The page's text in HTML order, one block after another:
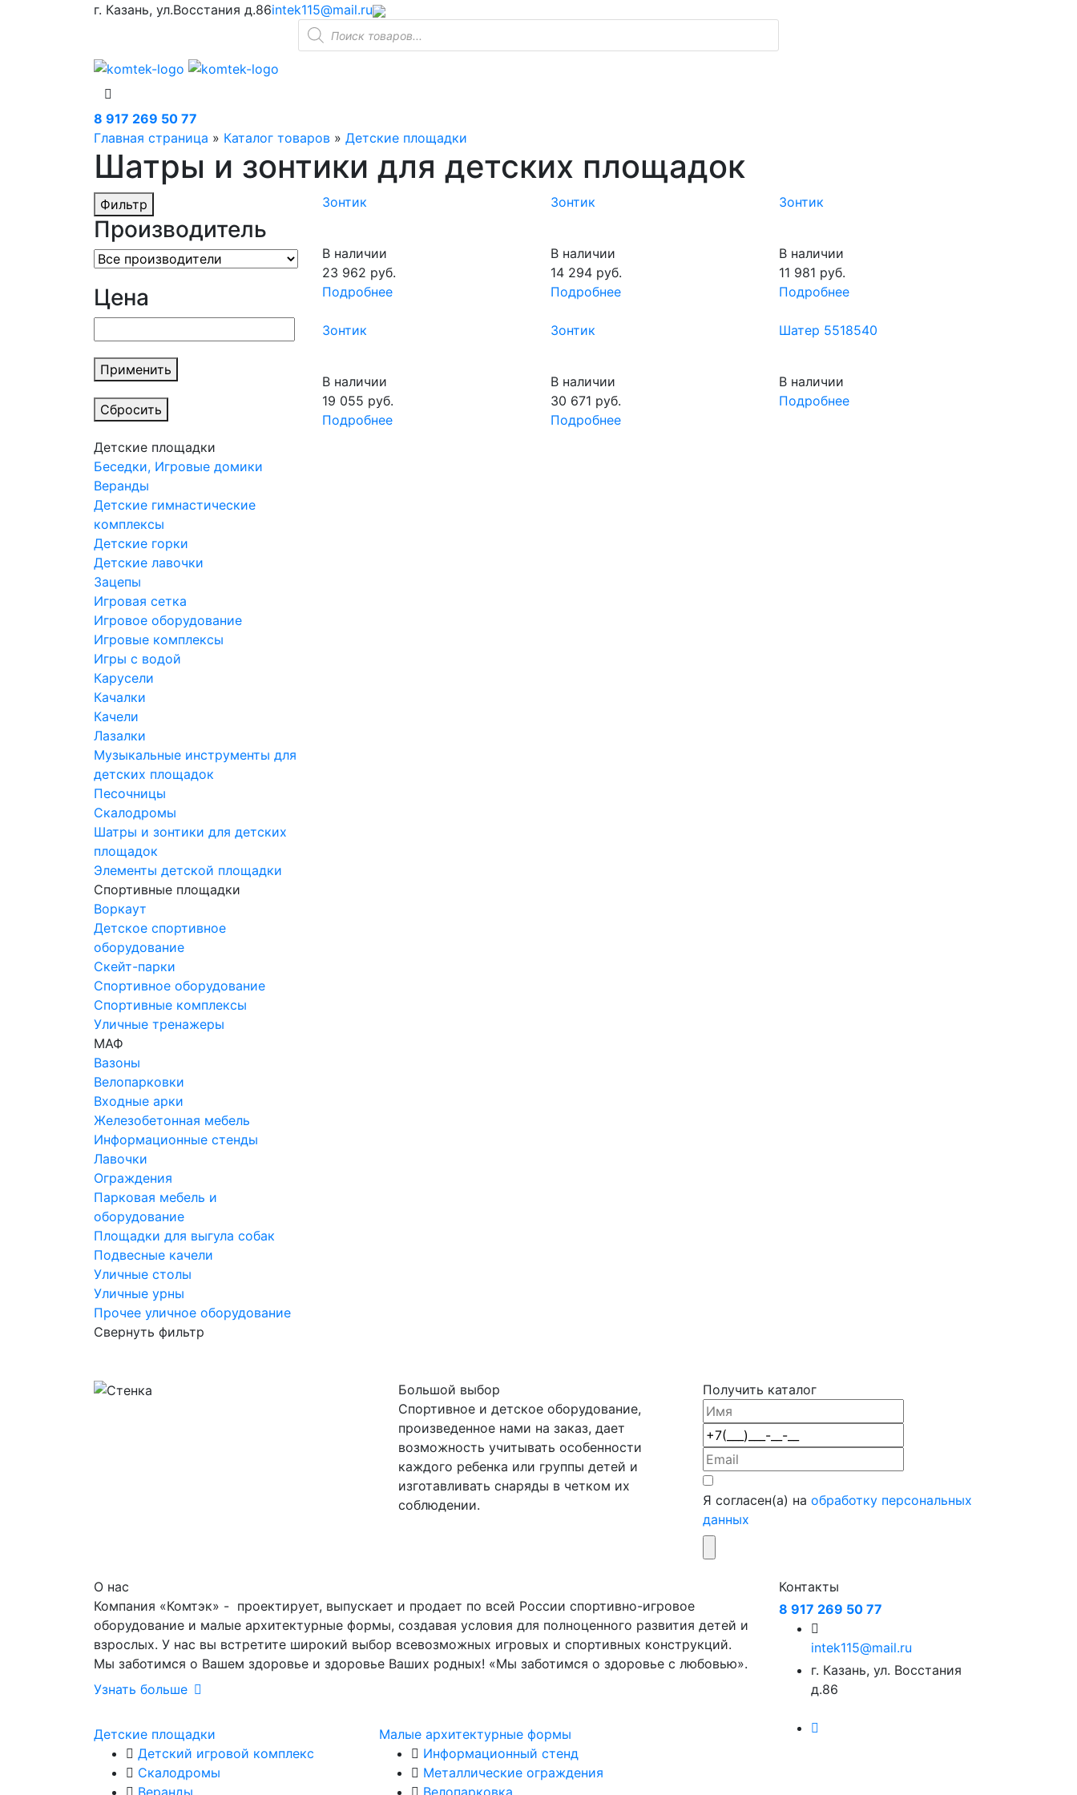
г. Казань, ул.Восстания д.86intek115@mail.ru
Поиск
товаров
8 917 269 50 77
Главная страница » Каталог товаров » Детские площадки
Шатры и зонтики для детских площадок
Фильтр
Производитель
Цена
Применить
Сбросить
Детские площадки
Беседки, Игровые домики
Веранды
Детские гимнастические
комплексы
Детские горки
Детские лавочки
Зацепы
Игровая сетка
Игровое оборудование
Игровые комплексы
Игры с водой
Карусели
Качалки
Качели
Лазалки
Музыкальные инструменты для
детских площадок
Песочницы
Скалодромы
Шатры и зонтики для детских
площадок
Элементы детской площадки
Спортивные площадки
Воркаут
Детское спортивное
оборудование
Скейт-парки
Спортивное оборудование
Спортивные комплексы
Уличные тренажеры
МАФ
Вазоны
Велопарковки
Входные арки
Железобетонная мебель
Информационные стенды
Лавочки
Ограждения
Парковая мебель и
оборудование
Площадки для выгула собак
Подвесные качели
Уличные столы
Уличные урны
Прочее уличное оборудование
Свернуть фильтр
Зонтик
В наличии
23 962 руб.
Подробнее
Зонтик
В наличии
14 294руб.
Подробнее
Зонтик
В наличии
11 981 руб.
Подробнее
Зонтик
В наличии
19 055 руб.
Подробнее
Зонтик
В наличии
30 671 руб.
Подробнее
Шатер 5518540
В наличии
Подробнее
Большой выбор
Спортивное и детское оборудование,
произведенное нами на заказ, дает
возможность учитывать особенности
каждого ребенка или группы детей и
изготавливать снаряды в четком их
соблюдении.
Получить каталог
Я согласен(а) на обработку персональных
данных
О нас
Компания «Комтэк» - проектирует, выпускает и продает по всей России спортивно-игровое
оборудование и малые архитектурные формы, создавая условия для полноценного развития детей и
взрослых. У нас вы встретите широкий выбор всевозможных игровых и спортивных конструкций.
Мы заботимся о Вашем здоровье и здоровье Ваших родных! «Мы заботимся о здоровье с любовью».
Узнать больше
Детские площадки
Детский игровой комплекс
Скалодромы
Веранды
Малые архитектурные формы
Информационный стенд
Металлические ограждения
Велопарковка
Контакты
8 917 269 50 77
intek115@mail.ru
г. Казань, ул. Восстания
д.86